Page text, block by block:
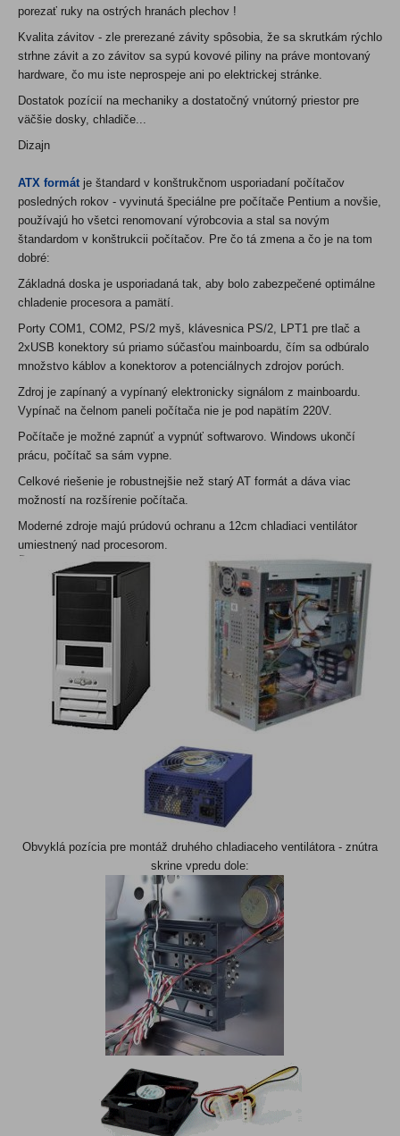
porezať ruky na ostrých hranách plechov !
Kvalita závitov - zle prerezané závity spôsobia, že sa skrutkám rýchlo
strhne závit a zo závitov sa sypú kovové piliny na práve montovaný
hardware, čo mu iste neprospeje ani po elektrickej stránke.
Dostatok pozícií na mechaniky a dostatočný vnútorný priestor pre
väčšie dosky, chladiče...
Dizajn
ATX formát je štandard v konštrukčnom usporiadaní počítačov
posledných rokov - vyvinutá špeciálne pre počítače Pentium a novšie,
používajú ho všetci renomovaní výrobcovia a stal sa novým
štandardom v konštrukcii počítačov. Pre čo tá zmena a čo je na tom
dobré:
Základná doska je usporiadaná tak, aby bolo zabezpečené optimálne
chladenie procesora a pamätí.
Porty COM1, COM2, PS/2 myš, klávesnica PS/2, LPT1 pre tlač a
2xUSB konektory sú priamo súčasťou mainboardu, čím sa odbúralo
množstvo káblov a konektorov a potenciálnych zdrojov porúch.
Zdroj je zapínaný a vypínaný elektronicky signálom z mainboardu.
Vypínač na čelnom paneli počítača nie je pod napätím 220V.
Počítače je možné zapnúť a vypnúť softwarovo. Windows ukončí
prácu, počítač sa sám vypne.
Celkové riešenie je robustnejšie než starý AT formát a dáva viac
možností na rozšírenie počítača.
Moderné zdroje majú prúdovú ochranu a 12cm chladiaci ventilátor
umiestnený nad procesorom.
Obvyklá pozícia pre montáž druhého chladiaceho ventilátora - znútra
skrine vpredu dole: